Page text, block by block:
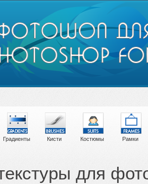
Градиенты Кисти Костюмы Рамки
для